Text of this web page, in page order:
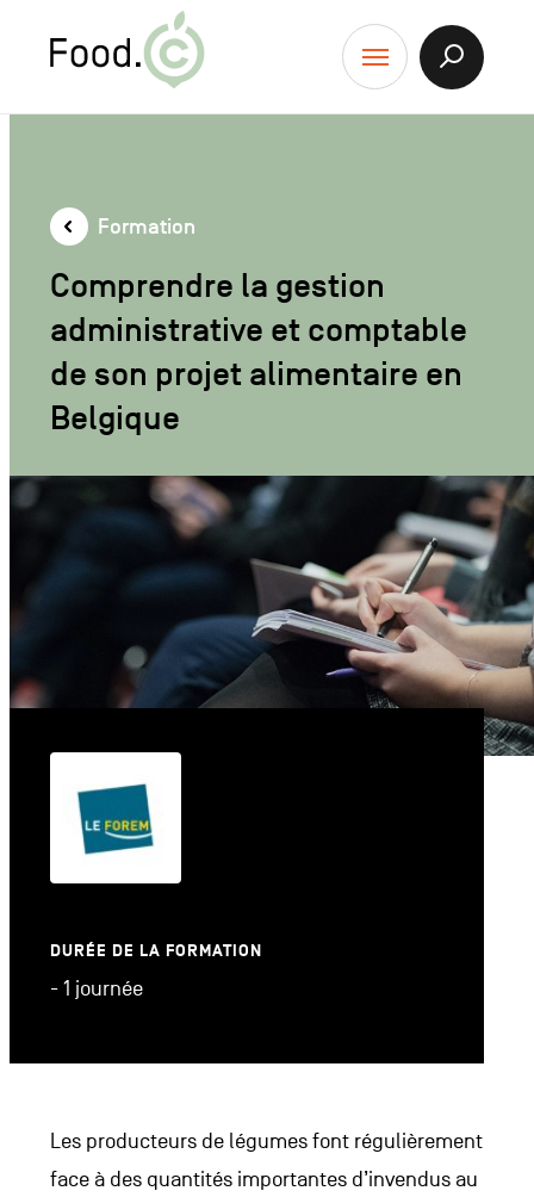
Menu
Afficher
Formation
Comprendre la gestion
administrative et comptable
de son projet alimentaire en
Belgique
DURÉE DE LA FORMATION
- 1 journée
Les producteurs de légumes font régulièrement
face à des quantités importantes d’invendus au